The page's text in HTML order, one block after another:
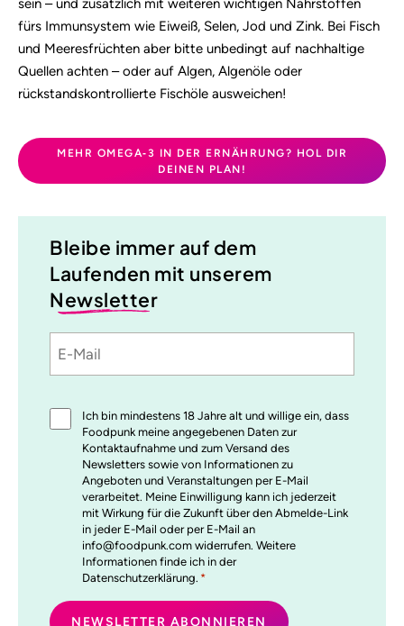
sein – und zusätzlich mit weiteren wichtigen Nährstoffen
fürs Immunsystem wie Eiweiß, Selen, Jod und Zink. Bei Fisch
und Meeresfrüchten aber bitte unbedingt auf nachhaltige
Quellen achten – oder auf Algen, Algenöle oder
rückstandskontrollierte Fischöle ausweichen!
MEHR OMEGA‑3 IN DER ERNÄHRUNG? HOL DIR
DEINEN PLAN!
Bleibe immer auf dem
Laufenden mit unserem
Newsletter
E-
Mail
*
Ich bin mindestens 18 Jahre alt und willige ein, dass
Foodpunk meine angegebenen Daten zur
Kontaktaufnahme und zum Versand des
Newsletters sowie von Informationen zu
Angeboten und Veranstaltungen per E-Mail
verarbeitet. Meine Einwilligung kann ich jederzeit
mit Wirkung für die Zukunft über den Abmelde-Link
in jeder E-Mail oder per E-Mail an
info@foodpunk.com widerrufen. Weitere
Informationen finde ich in der
Datenschutzerklärung. *